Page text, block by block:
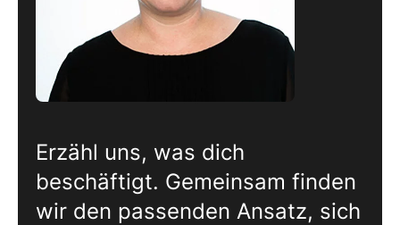
Erzähl uns, was dich
beschäftigt. Gemeinsam finden
wir den passenden Ansatz, sich